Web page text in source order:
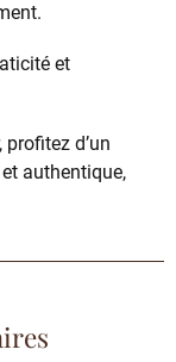
et
d’un
authentique,